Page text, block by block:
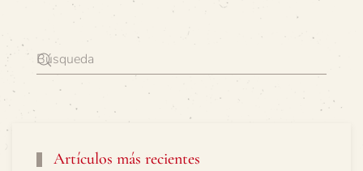
Artículos más recientes